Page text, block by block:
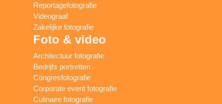
Reportagefotografie
Videograaf
Zakelijke fotografie
Foto & video
Architectuur fotografie
Bedrijfs portretten
Congresfotografie
Corporate event fotografie
Culinaire fotografie